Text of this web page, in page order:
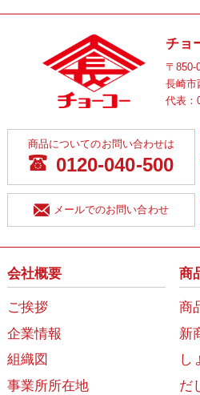
チョ
〒850-
長崎市
代表：
商品についてのお問い合わせは
0120-040-500
メールでのお問い合わせ
会社概要
ご挨拶
企業情報
組織図
事業所所在地
商
商
新
し
だ